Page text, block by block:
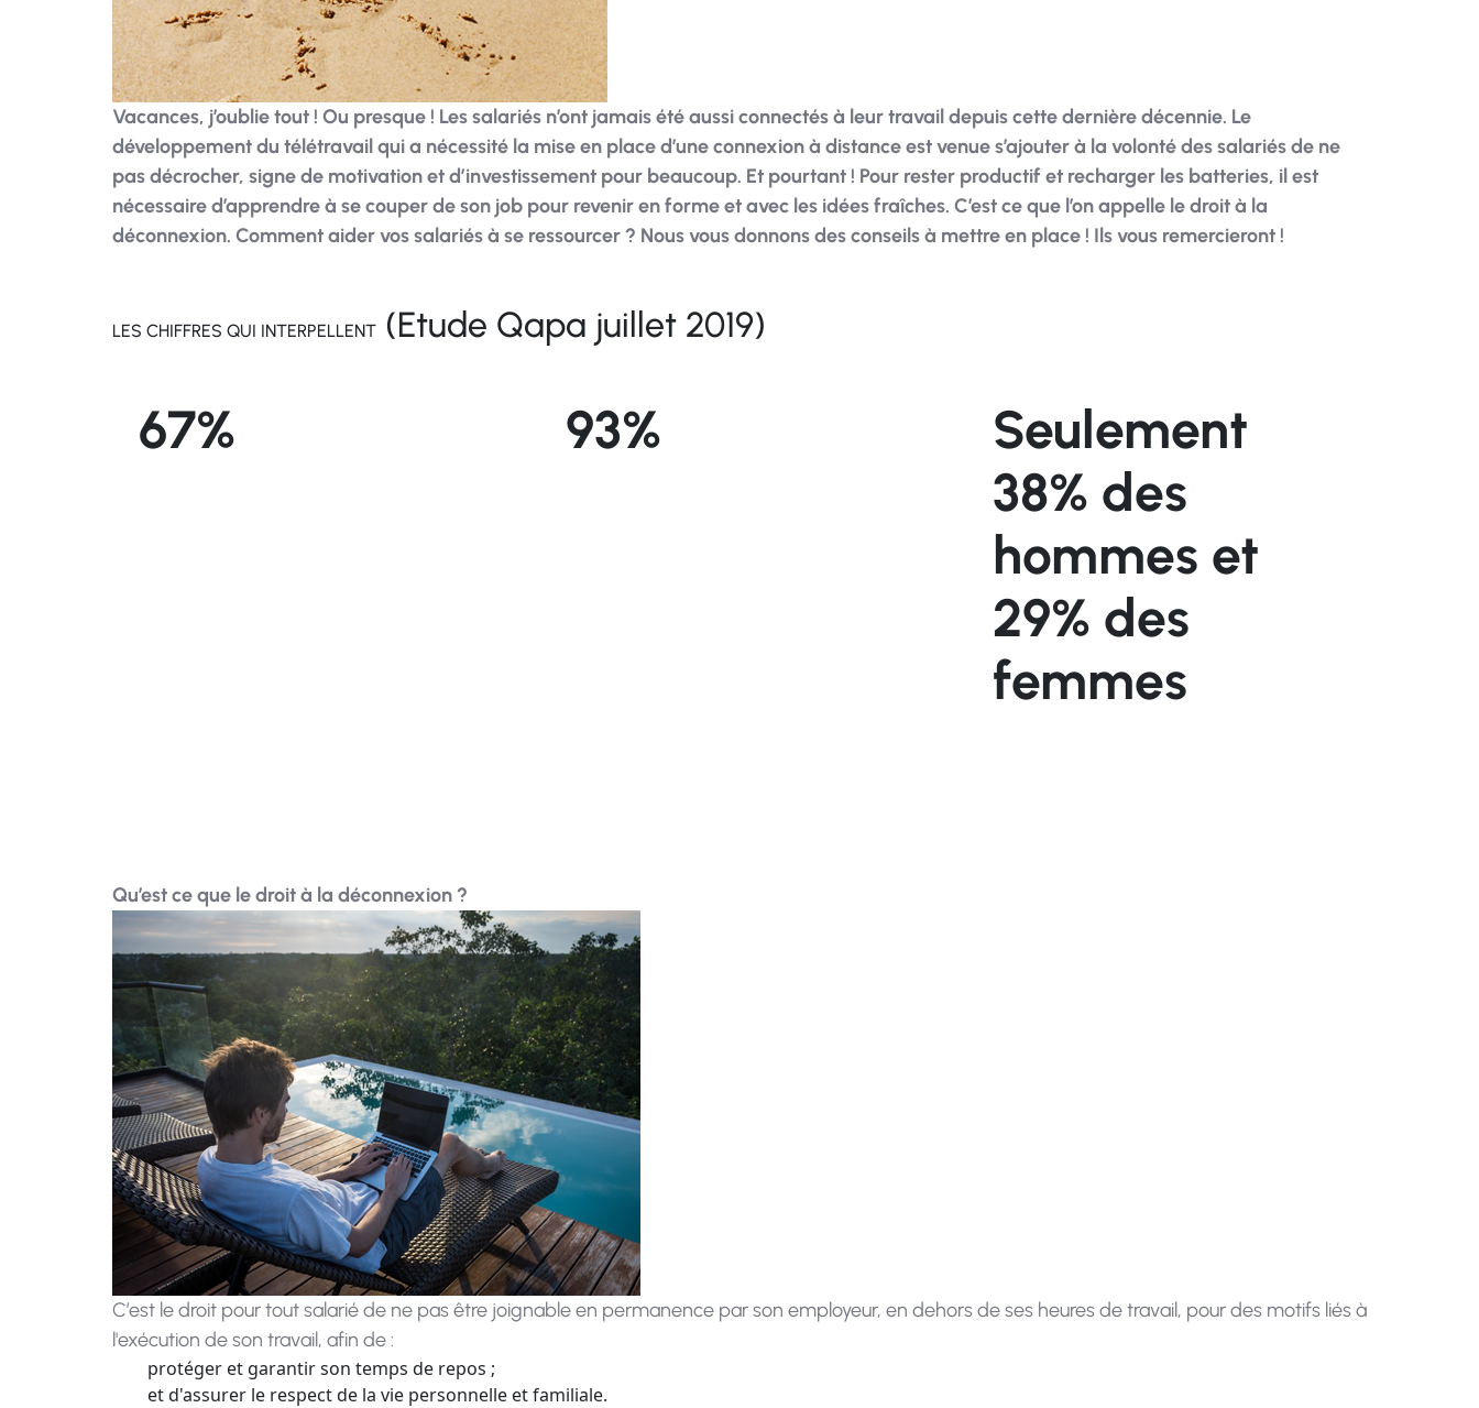
Vacances, j’oublie tout ! Ou presque ! Les salariés n’ont jamais été aussi connectés à leur travail depuis cette dernière décennie. Le
développement du télétravail qui a nécessité la mise en place d’une connexion à distance est venue s’ajouter à la volonté des salariés de ne
pas décrocher, signe de motivation et d’investissement pour beaucoup. Et pourtant ! Pour rester productif et recharger les batteries, il est
nécessaire d’apprendre à se couper de son job pour revenir en forme et avec les idées fraîches. C’est ce que l’on appelle le droit à la
déconnexion. Comment aider vos salariés à se ressourcer ? Nous vous donnons des conseils à mettre en place ! Ils vous remercieront !
LES CHIFFRES QUI INTERPELLENT (Etude Qapa juillet 2019)
67% 93%
Seulement
38% des
hommes et
29% des
femmes
Qu’est ce que le droit à la déconnexion ?
C’est le droit pour tout salarié de ne pas être joignable en permanence par son employeur, en dehors de ses heures de travail, pour des motifs liés à
l'exécution de son travail, afin de :
protéger et garantir son temps de repos ;
et d'assurer le respect de la vie personnelle et familiale.